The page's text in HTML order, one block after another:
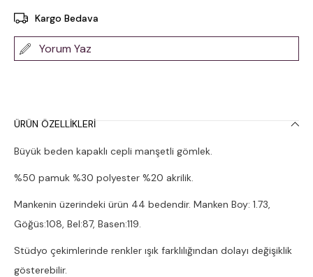
Kargo Bedava
Yorum Yaz
ÜRÜN ÖZELLIKLERI
Büyük beden kapaklı cepli manşetli gömlek.
%50 pamuk %30 polyester %20 akrilik.
Mankenin üzerindeki ürün 44 bedendir. Manken Boy: 1.73,
Göğüs:108, Bel:87, Basen:119.
Stüdyo çekimlerinde renkler ışık farklılığından dolayı değişiklik
gösterebilir.